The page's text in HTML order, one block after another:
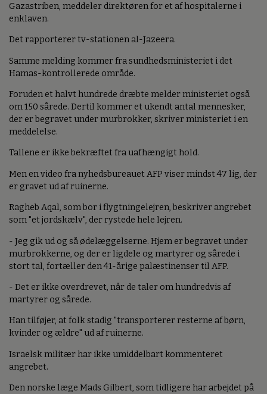
Gazastriben, meddeler direktøren for et af hospitalerne i
enklaven.
Det rapporterer tv-stationen al-Jazeera.
Samme melding kommer fra sundhedsministeriet i det
Hamas-kontrollerede område.
Foruden et halvt hundrede dræbte melder ministeriet også
om 150 sårede. Dertil kommer et ukendt antal mennesker,
der er begravet under murbrokker, skriver ministeriet i en
meddelelse.
Tallene er ikke bekræftet fra uafhængigt hold.
Men en video fra nyhedsbureauet AFP viser mindst 47 lig, der
er gravet ud af ruinerne.
Ragheb Aqal, som bor i flygtningelejren, beskriver angrebet
som "et jordskælv", der rystede hele lejren.
- Jeg gik ud og så ødelæggelserne. Hjem er begravet under
murbrokkerne, og der er ligdele og martyrer og sårede i
stort tal, fortæller den 41-årige palæstinenser til AFP.
- Det er ikke overdrevet, når de taler om hundredvis af
martyrer og sårede.
Han tilføjer, at folk stadig "transporterer resterne af børn,
kvinder og ældre" ud af ruinerne.
Israelsk militær har ikke umiddelbart kommenteret
angrebet.
Den norske læge Mads Gilbert, som tidligere har arbejdet på